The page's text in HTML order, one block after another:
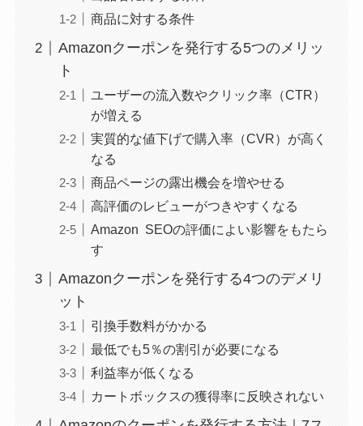
商品に対する条件
Amazonクーポンを発行する5つのメリッ
ト
ユーザーの流入数やクリック率（CTR）
が増える
実質的な値下げで購入率（CVR）が高く
なる
商品ページの露出機会を増やせる
高評価のレビューがつきやすくなる
Amazon SEOの評価によい影響をもたら
す
Amazonクーポンを発行する4つのデメリ
ット
引換手数料がかかる
最低でも5％の割引が必要になる
利益率が低くなる
カートボックスの獲得率に反映されない